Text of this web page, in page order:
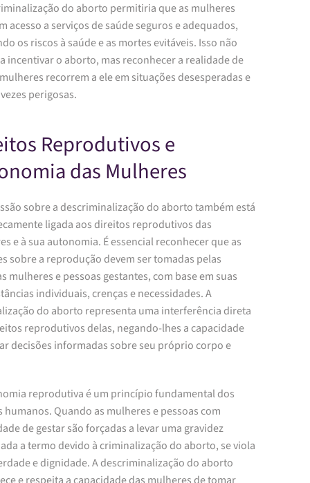
do aborto permitiria que as mulheres
acesso a serviços de saúde seguros e adequados,
os riscos à saúde e as mortes evitáveis. Isso não
incentivar o aborto, mas reconhecer a realidade de
recorrem a ele em situações desesperadas e
perigosas.
Reprodutivos e
das Mulheres
sobre a descriminalização do aborto também está
ligada aos direitos reprodutivos das
e à sua autonomia. É essencial reconhecer que as
sobre a reprodução devem ser tomadas pelas
mulheres e pessoas gestantes, com base em suas
individuais, crenças e necessidades. A
do aborto representa uma interferência direta
reprodutivos delas, negando-lhes a capacidade
decisões informadas sobre seu próprio corpo e
reprodutiva é um princípio fundamental dos
Quando as mulheres e pessoas com
de gestar são forçadas a levar uma gravidez
a termo devido à criminalização do aborto, se viola
e dignidade. A descriminalização do aborto